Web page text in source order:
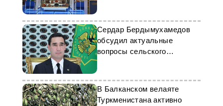
Сердар Бердымухамедов
обсудил актуальные
вопросы сельского
хозяйства
В Балканском велаяте
Туркменистана активно